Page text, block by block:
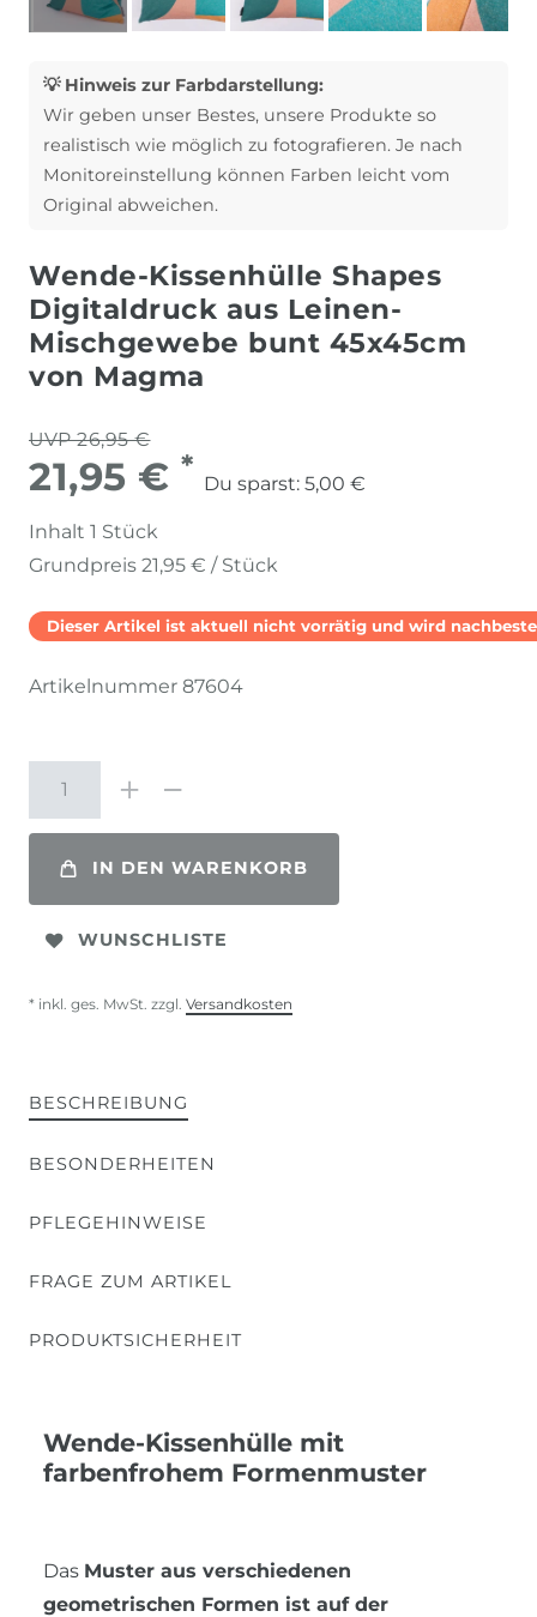
💡 Hinweis zur Farbdarstellung:
Wir geben unser Bestes, unsere Produkte so
realistisch wie möglich zu fotografieren. Je nach
Monitoreinstellung können Farben leicht vom
Original abweichen.
Wende-Kissenhülle Shapes
Digitaldruck aus Leinen-
Mischgewebe bunt 45x45cm
von Magma
UVP 26,95 €
21,95 € *
Du sparst: 5,00 €
Inhalt 1 Stück
Grundpreis 21,95 € / Stück
Dieser Artikel ist aktuell nicht vorrätig und wird
Artikelnummer 87604
IN DEN WARENKORB
WUNSCHLISTE
* inkl. ges. MwSt. zzgl. Versandkosten
BESCHREIBUNG
BESONDERHEITEN
PFLEGEHINWEISE
FRAGE ZUM ARTIKEL
PRODUKTSICHERHEIT
Wende-Kissenhülle mit
farbenfrohem Formenmuster
Das Muster aus verschiedenen
geometrischen Formen ist auf der